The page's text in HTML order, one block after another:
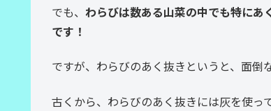
でも、 わらびは数ある山菜の中でも特にあ
です！
ですが、わらびのあく抜きというと、面倒
古くから、わらびのあく抜きには灰を使っ